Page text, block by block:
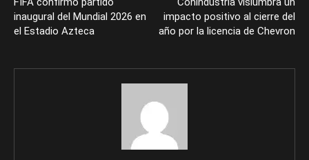
inaugural del Mundial 2026 en
el Estadio Azteca
impacto positivo al cierre del
año por la licencia de Chevron